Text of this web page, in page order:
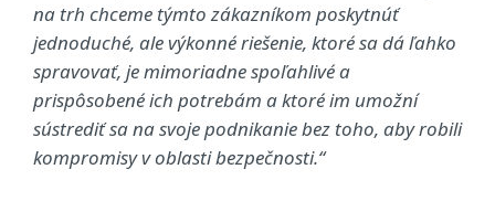
na trh chceme týmto zákazníkom poskytnúť
jednoduché, ale výkonné riešenie, ktoré sa dá ľahko
spravovať, je mimoriadne spoľahlivé a
prispôsobené ich potrebám a ktoré im umožní
sústrediť sa na svoje podnikanie bez toho, aby robili
kompromisy v oblasti bezpečnosti.“